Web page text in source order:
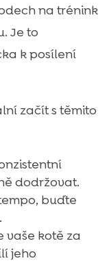
na trénink
Je to
k posílení
začít s těmito
dodržovat.
buďte
vaše kotě za
jeho